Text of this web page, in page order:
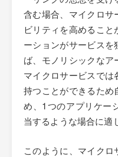
含む場合、マイクロサ
ビリティを高めるこ
ーションがサービス
ば、モノリシックなア
マイクロサービスで
持つことができるため
め、1つのアプリケー
当するような場合に適
このように、マイク